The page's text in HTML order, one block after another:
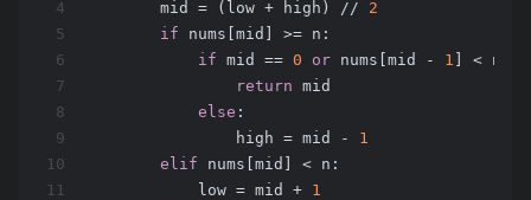
4
5
6
7
8
9
10
11
        mid = (low + high) //
2
if nums[mid] >= n:
if mid == 0 or nums[mid - 1
] < n:
return mid
else :
                high = mid -
1
elif nums[mid] < n:
            low = mid +
1